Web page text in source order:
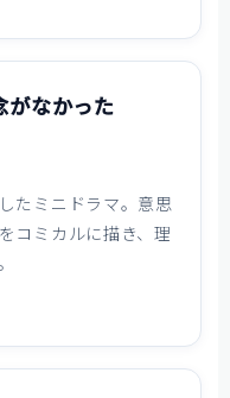
がなかった
たミニドラマ。意思
コミカルに描き、理